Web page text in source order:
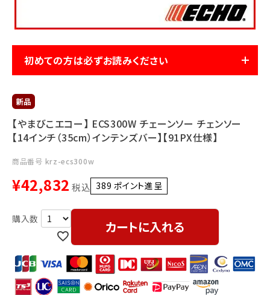
利用ガイド
メールでのお問い合わせ
info@agriz.net
FAXでのご注文
0739-72-453224時間受付
初めての方は必ずお読みください
【やまびこエコー】 ECS300W チェーンソー チェンソー
【14インチ（35cm）インテンズバー】【91PX仕様】
商品番号 krz-ecs300w
¥42,832 税込 389 ポイント進呈 ]
カートに入れる